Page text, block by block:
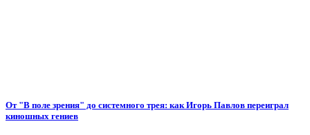
От "В поле зрения" до системного трея: как Игорь Павлов переиграл
киношных гениев